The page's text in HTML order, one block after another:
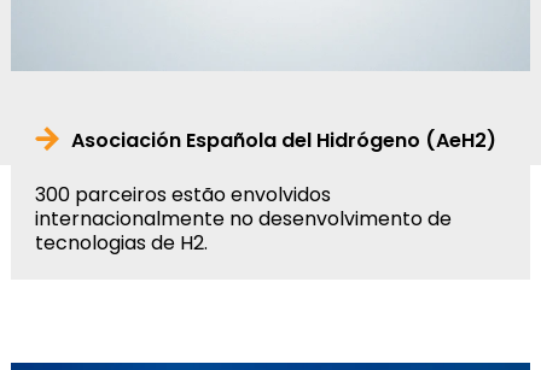
Asociación Española del Hidrógeno (AeH2)
300 parceiros estão envolvidos
internacionalmente no desenvolvimento de
tecnologias de H2.